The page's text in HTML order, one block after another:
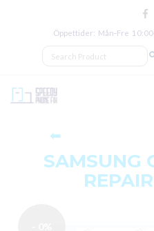
Öppettider: Mån‑Fre
⬅
SAMSUNG